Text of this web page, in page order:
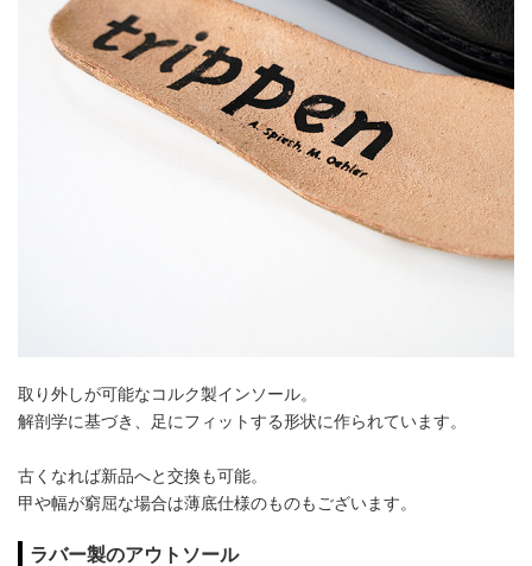
取り外しが可能なコルク製インソール。
解剖学に基づき、足にフィットする形状に作られています。
古くなれば新品へと交換も可能。
甲や幅が窮屈な場合は薄底仕様のものもございます。
ラバー製のアウトソール